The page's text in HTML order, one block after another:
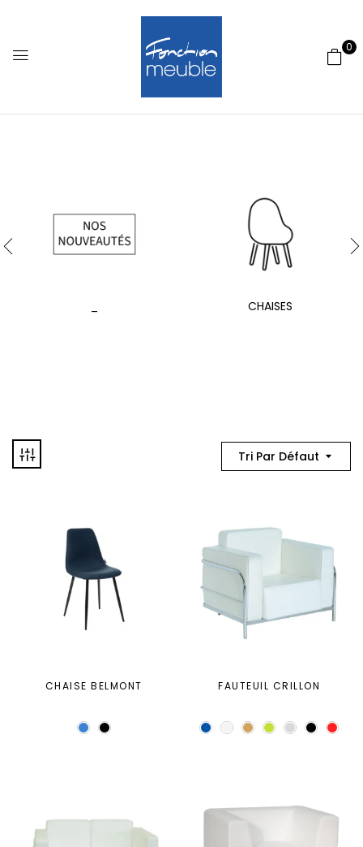
0
CHAISES
Tri Par Défaut
CHAISE BELMONT FAUTEUIL CRILLON